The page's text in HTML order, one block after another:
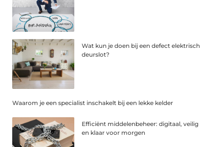
Wat kun je doen bij een defect elektrisch
deurslot?
Waarom je een specialist inschakelt bij een lekke kelder
Efficiënt middelenbeheer: digitaal, veilig
en klaar voor morgen